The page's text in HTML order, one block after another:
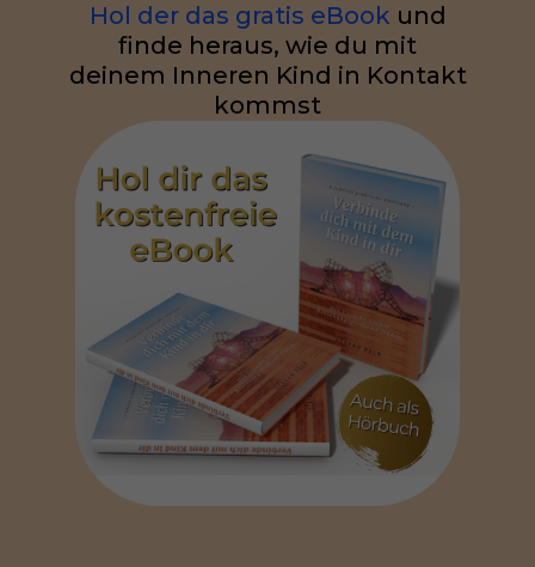
Hol der das gratis eBook und
finde heraus, wie du mit
deinem Inneren Kind in Kontakt
kommst